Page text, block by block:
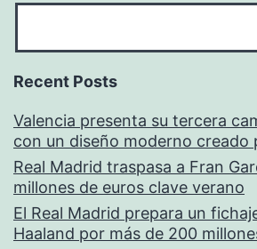
Recent Posts
Valencia presenta su tercera
con un diseño moderno creado
Real Madrid traspasa a Fran
millones de euros clave verano
El Real Madrid prepara un
Haaland por más de 200